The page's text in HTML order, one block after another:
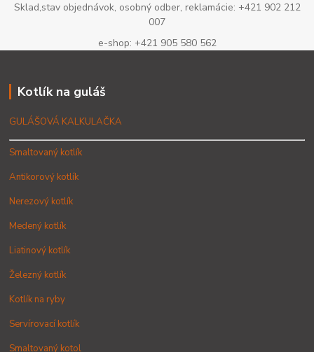
Sklad,stav objednávok, osobný odber, reklamácie: +421 902 212
007
e-shop: +421 905 580 562
Kotlík na guláš
GULÁŠOVÁ KALKULAČKA
Smaltovaný kotlík
Antikorový kotlík
Nerezový kotlík
Medený kotlík
Liatinový kotlík
Železný kotlík
Kotlík na ryby
Servírovací kotlík
Smaltovaný kotol